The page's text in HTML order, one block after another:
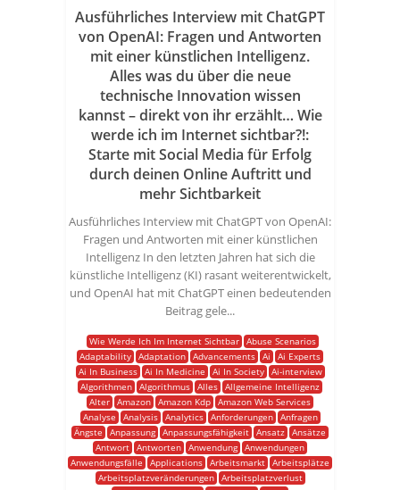
Ausführliches Interview mit ChatGPT
von OpenAI: Fragen und Antworten
mit einer künstlichen Intelligenz.
Alles was du über die neue
technische Innovation wissen
kannst – direkt von ihr erzählt… Wie
werde ich im Internet sichtbar?!:
Starte mit Social Media für Erfolg
durch deinen Online Auftritt und
mehr Sichtbarkeit
Ausführliches Interview mit ChatGPT von OpenAI:
Fragen und Antworten mit einer künstlichen
Intelligenz In den letzten Jahren hat sich die
künstliche Intelligenz (KI) rasant weiterentwickelt,
und OpenAI hat mit ChatGPT einen bedeutenden
Beitrag gele...
Wie Werde Ich Im Internet Sichtbar
Abuse Scenarios
Adaptability Adaptation Advancements Ai
Ai Experts
Ai In Business
Ai In Medicine Ai In Society
Ai-interview
Algorithmen Algorithmus Alles Allgemeine Intelligenz
Alter Amazon Amazon Kdp Amazon Web Services
Analyse
Analysis Analytics Anforderungen
Anfragen
Ängste
Anpassung Anpassungsfähigkeit Ansatz Ansätze
Antwort Antworten Anwendung Anwendungen
Anwendungsfälle
Applications Arbeitsmarkt Arbeitsplätze
Arbeitsplatzveränderungen
Arbeitsplatzverlust